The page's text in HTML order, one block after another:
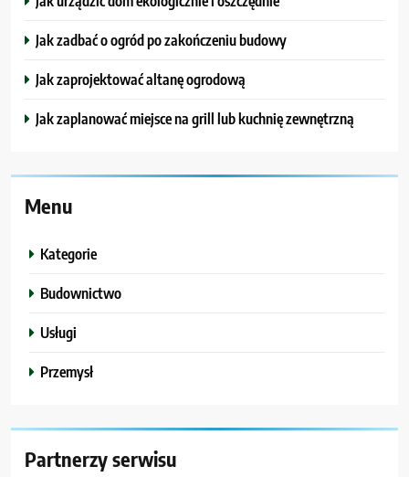
Jak zadbać o ogród po zakończeniu budowy
Jak zaprojektować altanę ogrodową
Jak zaplanować miejsce na grill lub kuchnię zewnętrzną
Menu
Kategorie
Budownictwo
Usługi
Przemysł
Partnerzy serwisu